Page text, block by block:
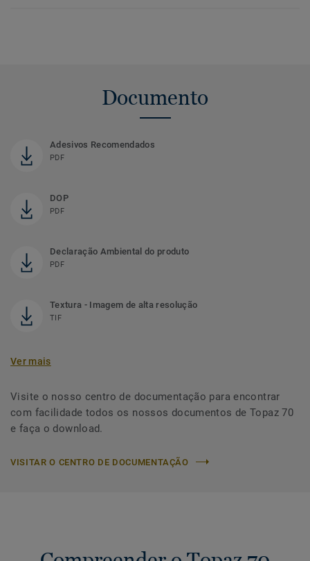
Documento
Adesivos Recomendados
PDF
DOP
PDF
Declaração Ambiental do produto
PDF
Textura - Imagem de alta resolução
TIF
Ver mais
Visite o nosso centro de documentação para encontrar
com facilidade todos os nossos documentos de Topaz 70
e faça o download.
VISITAR O CENTRO DE DOCUMENTAÇÃO